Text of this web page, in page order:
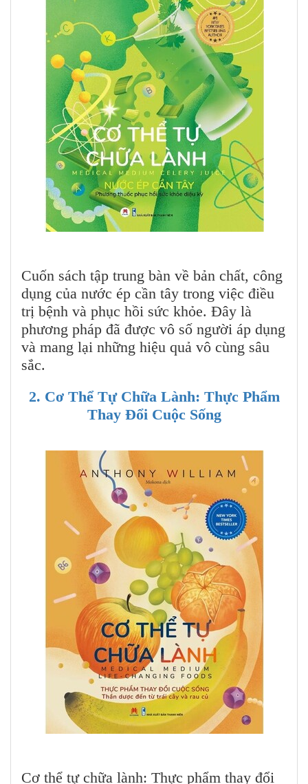
Cuốn sách tập trung bàn về bản chất, công
dụng của nước ép cần tây trong việc điều
trị bệnh và phục hồi sức khỏe. Đây là
phương pháp đã được vô số người áp dụng
và mang lại những hiệu quả vô cùng sâu
sắc.
2. Cơ Thể Tự Chữa Lành: Thực Phẩm
Thay Đổi Cuộc Sống
Cơ thể tự chữa lành: Thực phẩm thay đổi